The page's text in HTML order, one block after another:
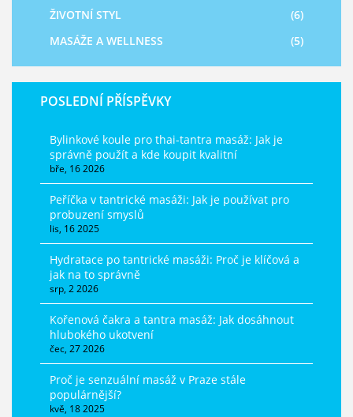
ŽIVOTNÍ STYL
(6)
MASÁŽE A WELLNESS
(5)
POSLEDNÍ PŘÍSPĚVKY
Bylinkové koule pro thai-tantra masáž: Jak je
správně použít a kde koupit kvalitní
bře, 16 2026
Peříčka v tantrické masáži: Jak je používat pro
probuzení smyslů
lis, 16 2025
Hydratace po tantrické masáži: Proč je klíčová a
jak na to správně
srp, 2 2026
Kořenová čakra a tantra masáž: Jak dosáhnout
hlubokého ukotvení
čec, 27 2026
Proč je senzuální masáž v Praze stále
populárnější?
kvě, 18 2025